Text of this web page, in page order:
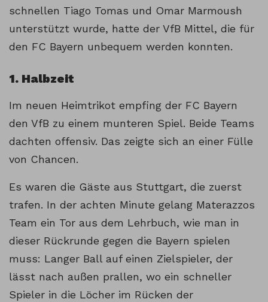
schnellen Tiago Tomas und Omar Marmoush
unterstützt wurde, hatte der VfB Mittel, die für
den FC Bayern unbequem werden konnten.
1. Halbzeit
Im neuen Heimtrikot empfing der FC Bayern
den VfB zu einem munteren Spiel. Beide Teams
dachten offensiv. Das zeigte sich an einer Fülle
von Chancen.
Es waren die Gäste aus Stuttgart, die zuerst
trafen. In der achten Minute gelang Materazzos
Team ein Tor aus dem Lehrbuch, wie man in
dieser Rückrunde gegen die Bayern spielen
muss: Langer Ball auf einen Zielspieler, der
lässt nach außen prallen, wo ein schneller
Spieler in die Löcher im Rücken der